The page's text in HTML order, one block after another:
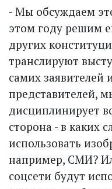
- Мы обсуждаем
этом году решим
других
транслируют
самих заявителей
представителей,
дисциплинирует
сторона - в каких
использовать
например, СМИ?
соцсети будут